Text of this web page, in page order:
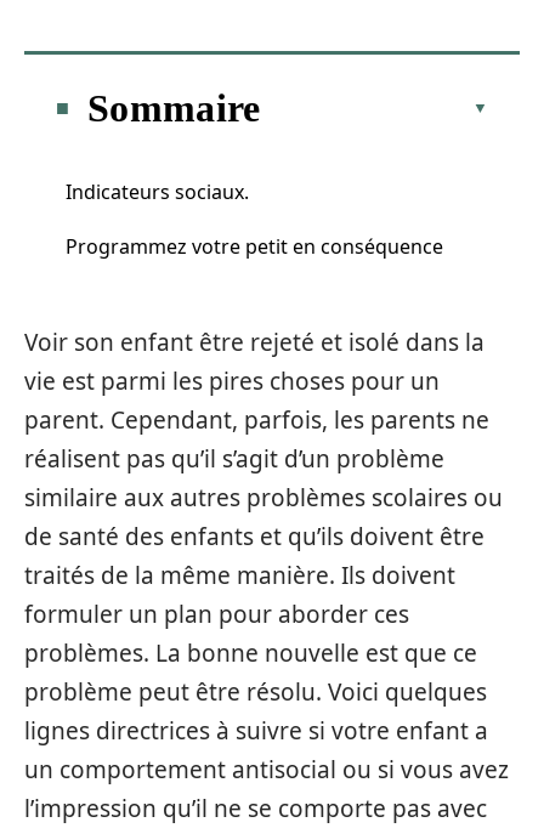
Sommaire
Indicateurs sociaux.
Programmez votre petit en conséquence
Voir son enfant être rejeté et isolé dans la
vie est parmi les pires choses pour un
parent. Cependant, parfois, les parents ne
réalisent pas qu’il s’agit d’un problème
similaire aux autres problèmes scolaires ou
de santé des enfants et qu’ils doivent être
traités de la même manière. Ils doivent
formuler un plan pour aborder ces
problèmes. La bonne nouvelle est que ce
problème peut être résolu. Voici quelques
lignes directrices à suivre si votre enfant a
un comportement antisocial ou si vous avez
l’impression qu’il ne se comporte pas avec